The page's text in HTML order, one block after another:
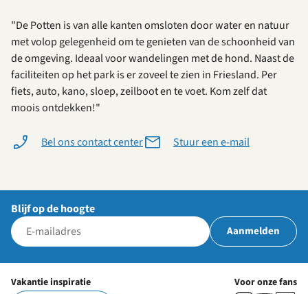
"De Potten is van alle kanten omsloten door water en natuur
met volop gelegenheid om te genieten van de schoonheid van
de omgeving. Ideaal voor wandelingen met de hond. Naast de
faciliteiten op het park is er zoveel te zien in Friesland. Per
fiets, auto, kano, sloep, zeilboot en te voet. Kom zelf dat
moois ontdekken!"
Bel ons contact center Stuur een e-mail
Blijf op de hoogte
Aanmelden
Vakantie inspiratie Voor onze fans